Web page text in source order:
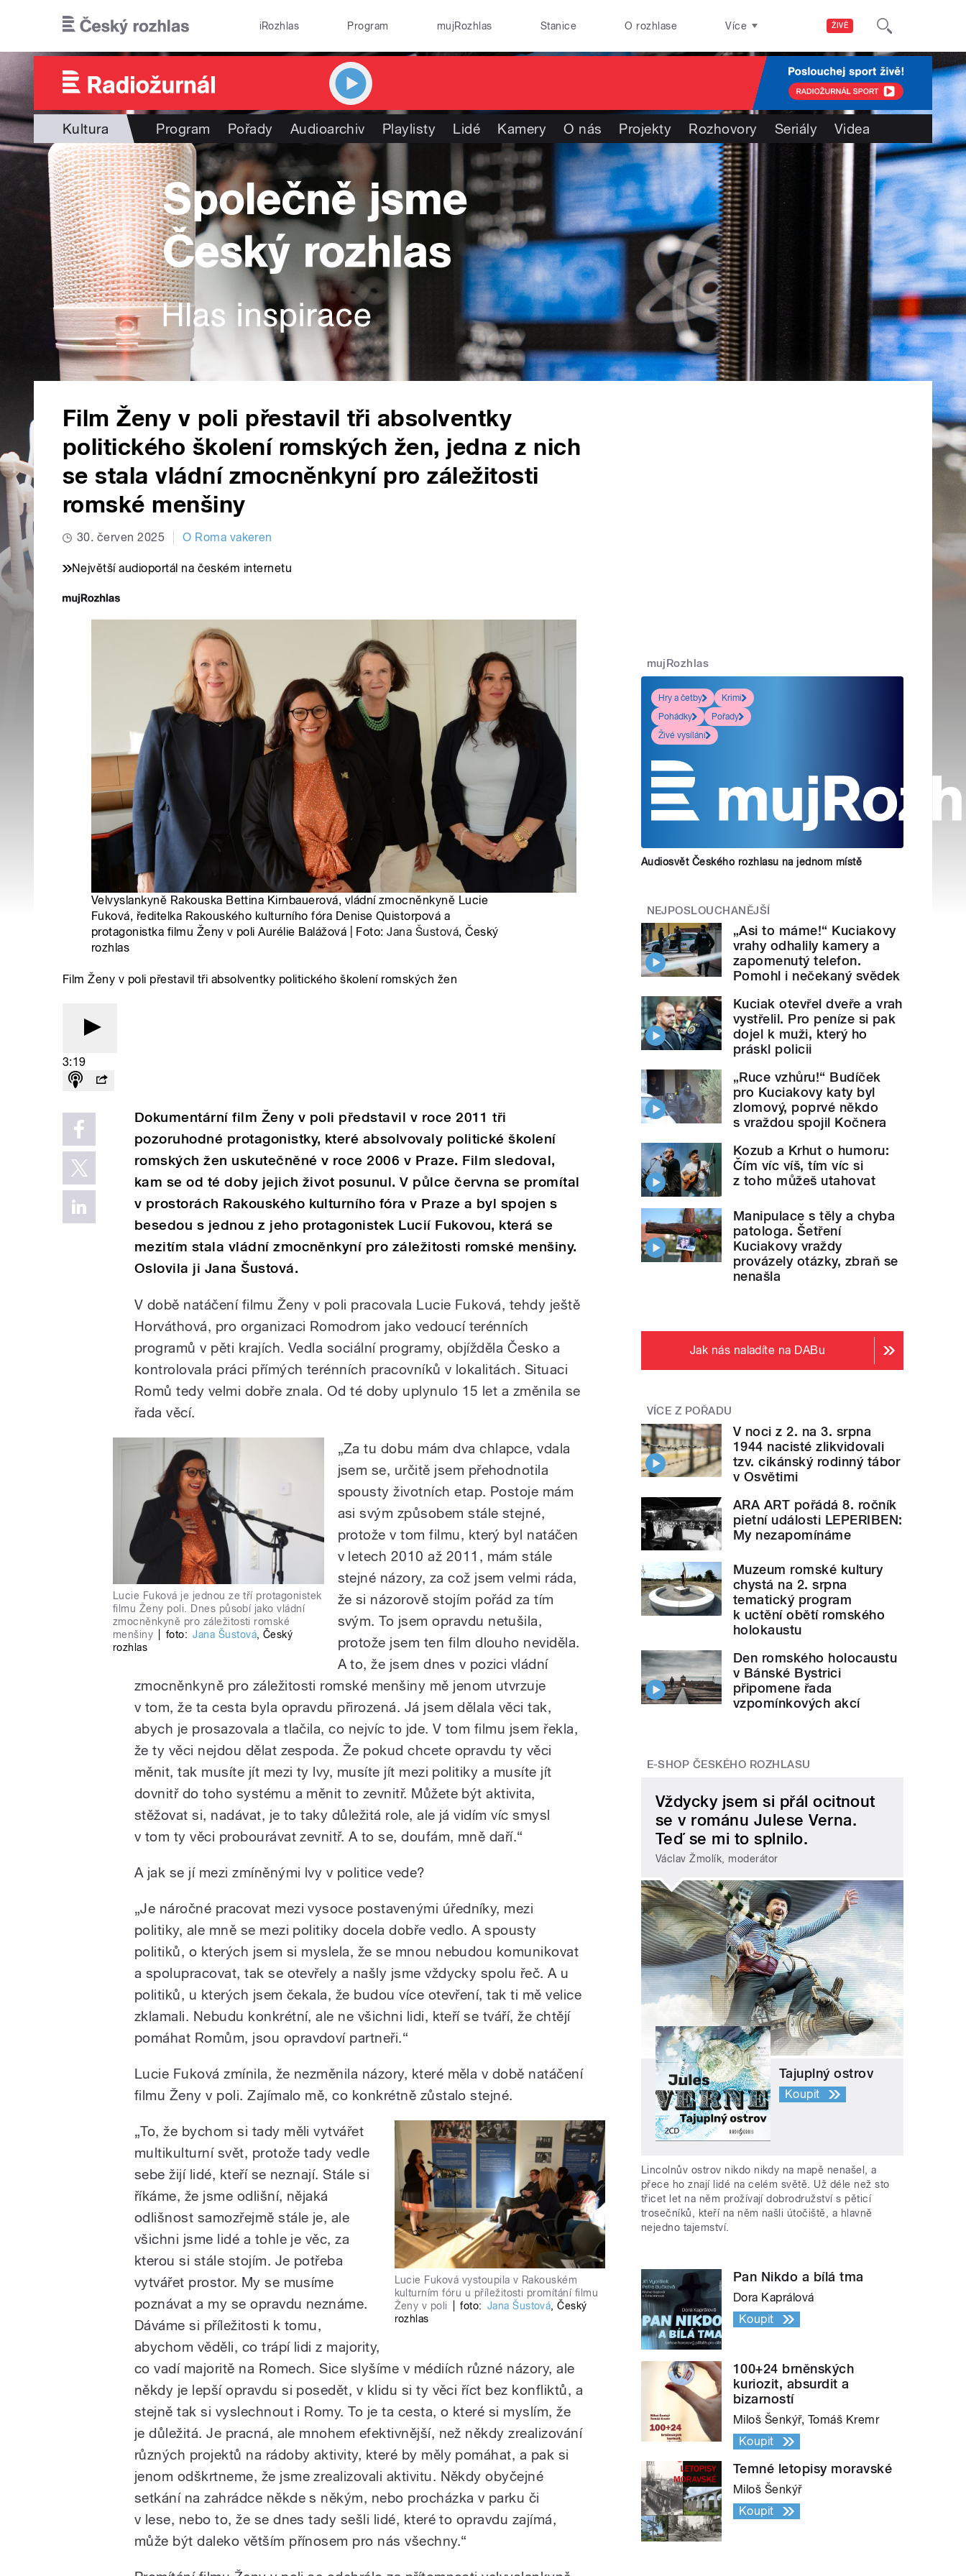
ŽIVĚ
iRozhlas Program mujRozhlas Stanice O rozhlase Více
Kultura Program Pořady Audioarchiv Playlisty Lidé Kamery O nás Projekty Rozhovory Seriály Videa
Film Ženy v poli přestavil tři absolventky
politického školení romských žen, jedna z nich
se stala vládní zmocněnkyní pro záležitosti
romské menšiny
30. červen 2025 O Roma vakeren
Největší audioportál na českém internetu
Velvyslankyně Rakouska Bettina Kirnbauerová, vládní zmocněnkyně Lucie
Fuková, ředitelka Rakouského kulturního fóra Denise Quistorpová a
protagonistka filmu Ženy v poli Aurélie Balážová | Foto:Jana Šustová, Český
rozhlas
Film Ženy v poli přestavil tři absolventky politického školení romských žen
3:19
Dokumentární film Ženy v poli představil v roce 2011 tři
pozoruhodné protagonistky, které absolvovaly politické školení
romských žen uskutečněné v roce 2006 v Praze. Film sledoval,
kam se od té doby jejich život posunul. V půlce června se promítal
v prostorách Rakouského kulturního fóra v Praze a byl spojen s
besedou s jednou z jeho protagonistek Lucií Fukovou, která se
mezitím stala vládní zmocněnkyní pro záležitosti romské menšiny.
Oslovila ji Jana Šustová.
V době natáčení filmu Ženy v poli pracovala Lucie Fuková, tehdy ještě
Horváthová, pro organizaci Romodrom jako vedoucí terénních
programů v pěti krajích. Vedla sociální programy, objížděla Česko a
kontrolovala práci přímých terénních pracovníků v lokalitách. Situaci
Romů tedy velmi dobře znala. Od té doby uplynulo 15 let a změnila se
řada věcí.
Lucie Fuková je jednou ze tří protagonistek
filmu Ženy poli. Dnes působí jako vládní
zmocněnkyně pro záležitosti romské
menšiny
foto: Jana Šustová, Český
rozhlas
„Za tu dobu mám dva chlapce, vdala
jsem se, určitě jsem přehodnotila
spousty životních etap. Postoje mám
asi svým způsobem stále stejné,
protože v tom filmu, který byl natáčen
v letech 2010 až 2011, mám stále
stejné názory, za což jsem velmi ráda,
že si názorově stojím pořád za tím
svým. To jsem opravdu netušila,
protože jsem ten film dlouho neviděla.
A to, že jsem dnes v pozici vládní
zmocněnkyně pro záležitosti romské menšiny mě jenom utvrzuje
v tom, že ta cesta byla opravdu přirozená. Já jsem dělala věci tak,
abych je prosazovala a tlačila, co nejvíc to jde. V tom filmu jsem řekla,
že ty věci nejdou dělat zespoda. Že pokud chcete opravdu ty věci
měnit, tak musíte jít mezi ty lvy, musíte jít mezi politiky a musíte jít
dovnitř do toho systému a měnit to zevnitř. Můžete být aktivita,
stěžovat si, nadávat, je to taky důležitá role, ale já vidím víc smysl
v tom ty věci probourávat zevnitř. A to se, doufám, mně daří.“
A jak se jí mezi zmíněnými lvy v politice vede?
„Je náročné pracovat mezi vysoce postavenými úředníky, mezi
politiky, ale mně se mezi politiky docela dobře vedlo. A spousty
politiků, o kterých jsem si myslela, že se mnou nebudou komunikovat
a spolupracovat, tak se otevřely a našly jsme vždycky spolu řeč. A u
politiků, u kterých jsem čekala, že budou více otevření, tak ti mě velice
zklamali. Nebudu konkrétní, ale ne všichni lidi, kteří se tváří, že chtějí
pomáhat Romům, jsou opravdoví partneři.“
Lucie Fuková zmínila, že nezměnila názory, které měla v době natáčení
filmu Ženy v poli. Zajímalo mě, co konkrétně zůstalo stejné.
Lucie Fuková vystoupila v Rakouském
kulturním fóru u příležitosti promítání filmu
Ženy v poli
foto: Jana Šustová,Český
rozhlas
„To, že bychom si tady měli vytvářet
multikulturní svět, protože tady vedle
sebe žijí lidé, kteří se neznají. Stále si
říkáme, že jsme odlišní, nějaká
odlišnost samozřejmě stále je, ale
všichni jsme lidé a tohle je věc, za
kterou si stále stojím. Je potřeba
vytvářet prostor. My se musíme
poznávat a my se opravdu neznáme.
Dáváme si příležitosti k tomu,
abychom věděli, co trápí lidi z majority,
co vadí majoritě na Romech. Sice slyšíme v médiích různé názory, ale
někdy je lepší opravdu si posedět, v klidu si ty věci říct bez konfliktů, a
stejně tak si vyslechnout i Romy. To je ta cesta, o které si myslím, že
je důležitá. Je pracná, ale mnohem efektivnější, než někdy zrealizování
různých projektů na rádoby aktivity, které by měly pomáhat, a pak si
jenom odškrtneme, že jsme zrealizovali aktivitu. Někdy obyčejné
setkání na zahrádce někde s někým, nebo procházka v parku či
v lese, nebo to, že se dnes tady sešli lidé, které to opravdu zajímá,
může být daleko větším přínosem pro nás všechny.“
mujRozhlas
Hry a četby
Krimi
Pohádky
Pořady
Živé vysílání
Audiosvět Českého rozhlasu na jednom místě
NEJPOSLOUCHANĚJŠÍ
„Asi to máme!“ Kuciakovy
vrahy odhalily kamery a
zapomenutý telefon.
Pomohl i nečekaný svědek
Kuciak otevřel dveře a vrah
vystřelil. Pro peníze si pak
dojel k muži, který ho
práskl policii
„Ruce vzhůru!“ Budíček
pro Kuciakovy katy byl
zlomový, poprvé někdo
s vraždou spojil Kočnera
Kozub a Krhut o humoru:
Čím víc víš, tím víc si
z toho můžeš utahovat
Manipulace s těly a chyba
patologa. Šetření
Kuciakovy vraždy
provázely otázky, zbraň se
nenašla
Jak nás naladíte na DABu
VÍCE Z POŘADU
V noci z 2. na 3. srpna
1944 nacisté zlikvidovali
tzv. cikánský rodinný tábor
v Osvětimi
ARA ART pořádá 8. ročník
pietní události LEPERIBEN:
My nezapomínáme
Muzeum romské kultury
chystá na 2. srpna
tematický program
k uctění obětí romského
holokaustu
Den romského holocaustu
v Bánské Bystrici
připomene řada
vzpomínkových akcí
E-SHOP ČESKÉHO ROZHLASU
Vždycky jsem si přál ocitnout
se v románu Julese Verna.
Teď se mi to splnilo.
Václav Žmolík, moderátor
Tajuplný ostrov
Koupit
Lincolnův ostrov nikdo nikdy na mapě nenašel, a
přece ho znají lidé na celém světě. Už déle než sto
třicet let na něm prožívají dobrodružství s pěticí
trosečníků, kteří na něm našli útočiště, a hlavně
nejedno tajemství.
Pan Nikdo a bílá tma
Dora Kaprálová
Koupit
100+24 brněnských
kuriozit, absurdit a
bizarností
Miloš Šenkýř, Tomáš Kremr
Koupit
Temné letopisy moravské
Miloš Šenkýř
Koupit